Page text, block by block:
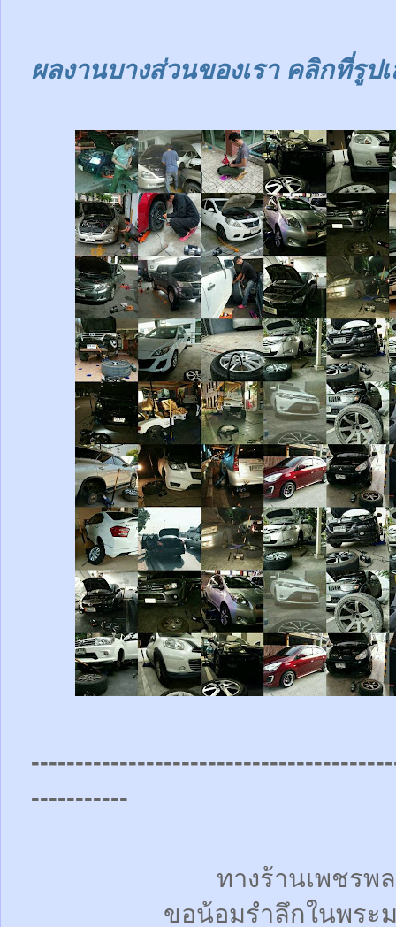
ผลงานบางส่วนของเรา คลิกที่รูป
-----------
ทางร้านเพชรพ
ขอน้อมรำลึกในพร